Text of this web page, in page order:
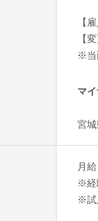
【
【
※当
マ
宮
月
※経
※試